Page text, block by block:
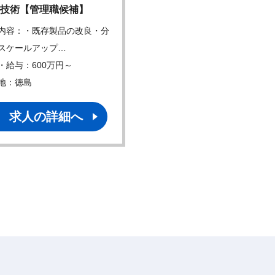
術【管理職候補】
容：・既存製品の改良・分
ケールアップ…
給与：600万円～
：徳島
求人の詳細へ